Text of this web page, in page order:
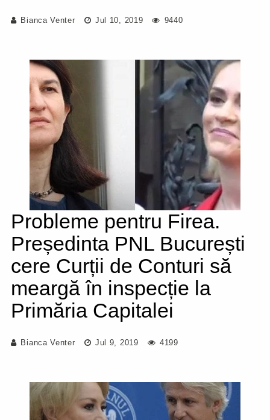
Bianca Venter Jul 10, 2019 9440
Probleme pentru Firea.
Președinta PNL București
cere Curții de Conturi să
meargă în inspecție la
Primăria Capitalei
Bianca Venter Jul 9, 2019 4199